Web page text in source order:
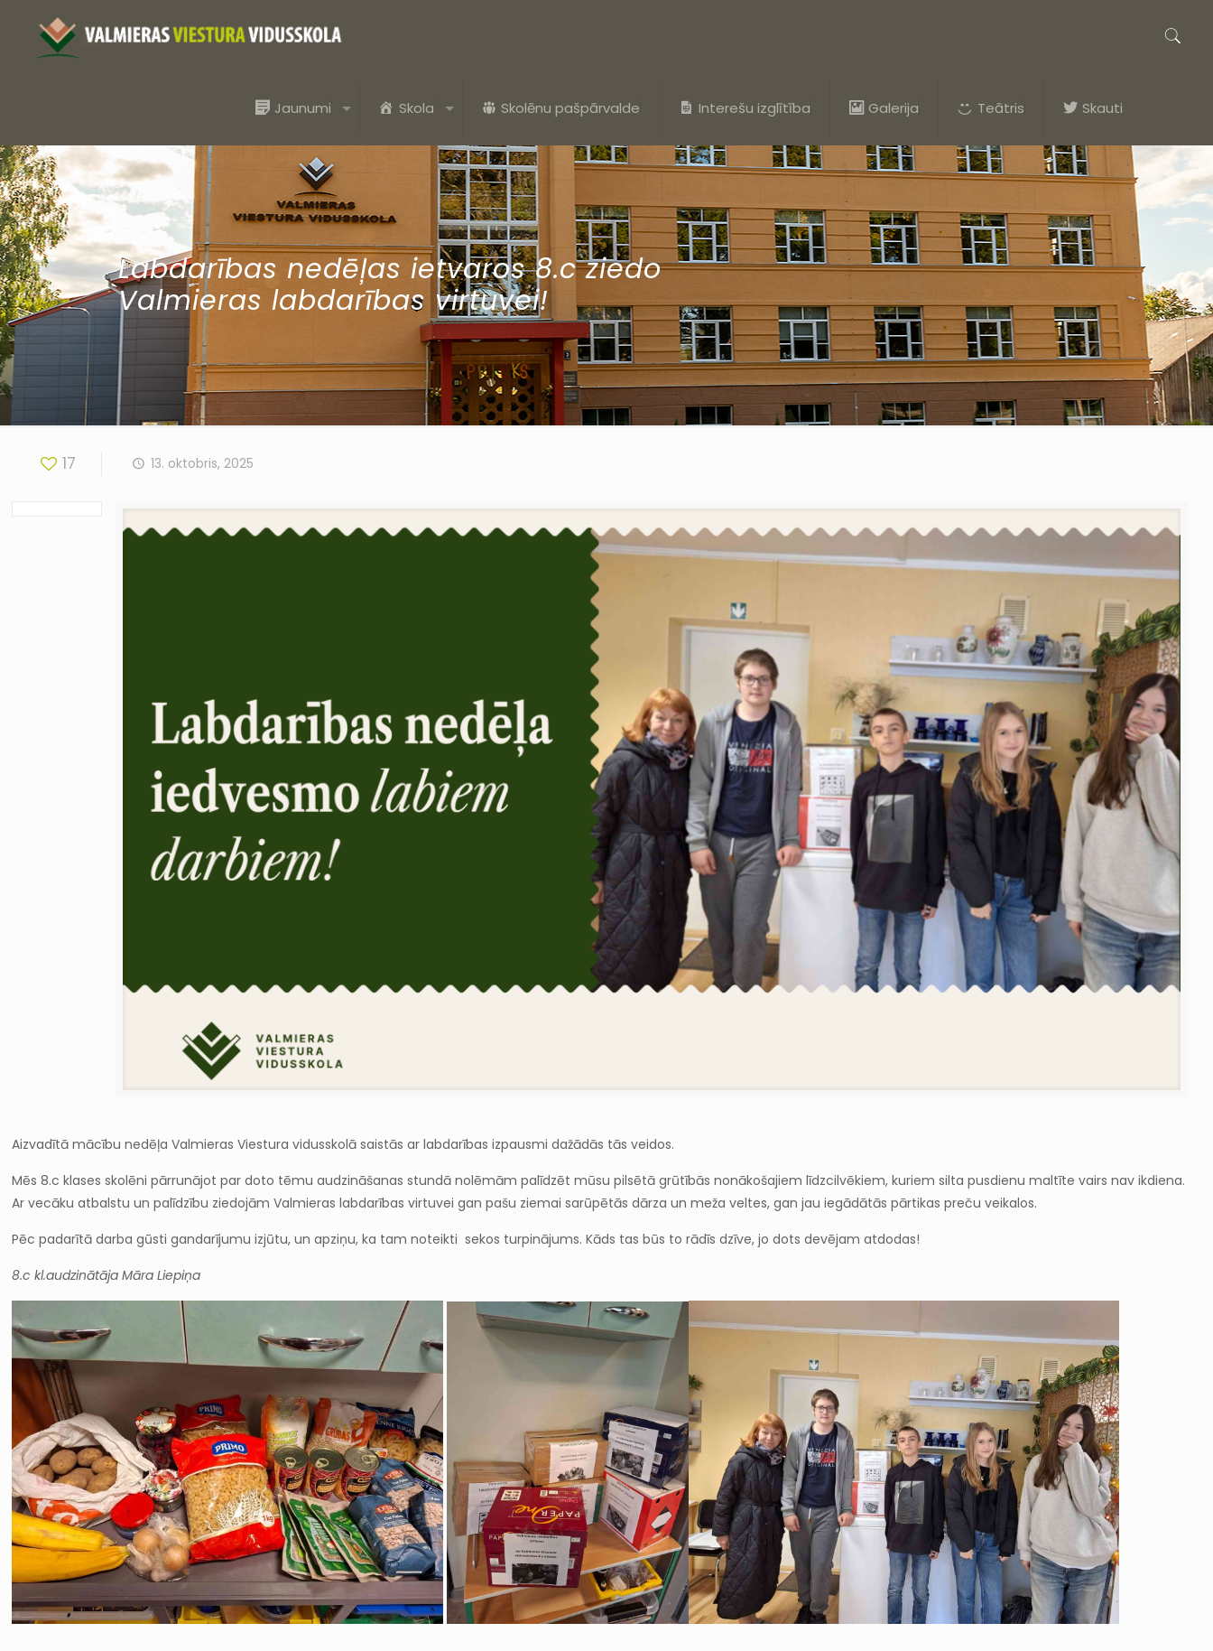
Jaunumi Skola Skolēnu pašpārvalde Interešu izglītība Galerija Teātris Skauti
Labdarības nedēļas ietvaros 8.c ziedo
Valmieras labdarības virtuvei!
17 13. oktobris, 2025
Aizvadītā mācību nedēļa Valmieras Viestura vidusskolā saistās ar labdarības izpausmi dažādās tās veidos.
Mēs 8.c klases skolēni pārrunājot par doto tēmu audzināšanas stundā nolēmām palīdzēt mūsu pilsētā grūtībās nonākošajiem līdzcilvēkiem, kuriem silta pusdienu maltīte vairs nav ikdiena.
Ar vecāku atbalstu un palīdzību ziedojām Valmieras labdarības virtuvei gan pašu ziemai sarūpētās dārza un meža veltes, gan jau iegādātās pārtikas preču veikalos.
Pēc padarītā darba gūsti gandarījumu izjūtu, un apziņu, ka tam noteikti sekos turpinājums. Kāds tas būs to rādīs dzīve, jo dots devējam atdodas!
8.c kl.audzinātāja Māra Liepiņa